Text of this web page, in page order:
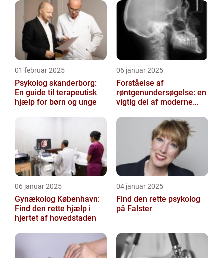
01 februar 2025
Psykolog skanderborg:
En guide til terapeutisk
hjælp for børn og unge
06 januar 2025
Forståelse af
røntgenundersøgelse: en
vigtig del af moderne
06 januar 2025
Gynækolog København:
Find den rette hjælp i
hjertet af hovedstaden
04 januar 2025
Find den rette psykolog
på Falster